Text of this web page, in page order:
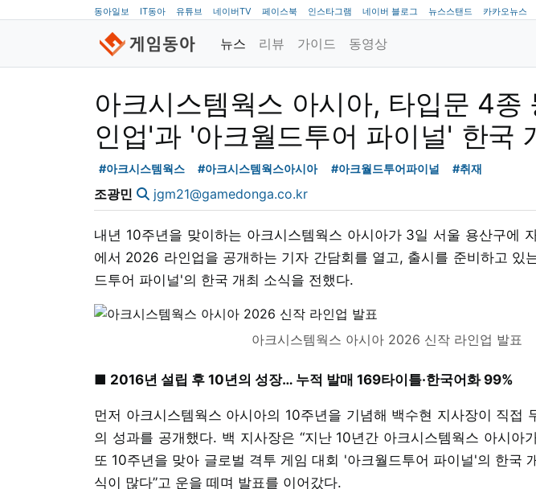
동아일보 IT동아 유튜브 네이버TV 페이스북 인스타그램 네이버 블로그 뉴스스탠드 카카오뉴스
뉴스 리뷰 가이드 동영상
아크시스템웍스 아시아, 타입문 4
인업'과 '아크월드투어 파이널' 한국
#아크시스템웍스 #아크시스템웍스아시아 #아크월드투어파이널 #취재
조광민 jgm21@gamedonga.co.kr
내년 10주년을 맞이하는 아크시스템웍스 아시아가 3일 서울 용산구에
에서 2026 라인업을 공개하는 기자 간담회를 열고, 출시를 준비하고 있
드투어 파이널'의 한국 개최 소식을 전했다.
아크시스템웍스 아시아 2026 신작 라인업 발표
■ 2016년 설립 후 10년의 성장… 누적 발매 169타이틀·한국어화 99%
먼저 아크시스템웍스 아시아의 10주년을 기념해 백수현 지사장이 직접
의 성과를 공개했다. 백 지사장은 “지난 10년간 아크시스템웍스 아시아
또 10주년을 맞아 글로벌 격투 게임 대회 '아크월드투어 파이널'의 한국
식이 많다”고 운을 떼며 발표를 이어갔다.